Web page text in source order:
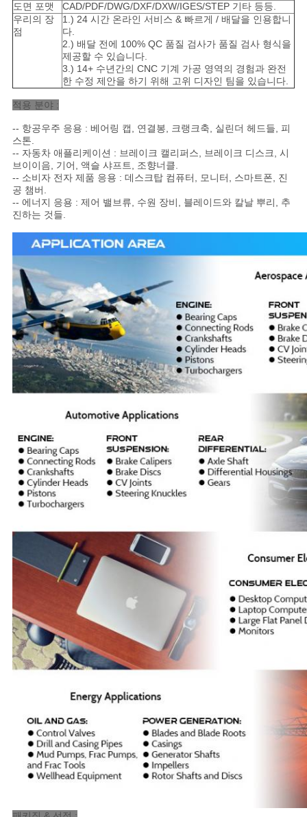
십
시
사
이
트
지
도
개
인
정
보
보
정
책
도면 포맷
CAD/PDF/DWG/DXF/DXW/IGES/STEP 기타 등등.
우리의 장
점
1.) 24 시간 온라인 서비스 & 빠르게 / 배달을 인용합니
다.
2.) 배달 전에 100% QC 품질 검사가 품질 검사 형식을
제공할 수 있습니다.
3.) 14+ 수년간의 CNC 기계 가공 영역의 경험과 완전
한 수정 제안을 하기 위해 고위 디자인 팀을 있습니다.
적용 분야 :
-- 항공우주 응용 : 베어링 캡, 연결봉, 크랭크축, 실린더 헤드들, 피
스톤.
-- 자동차 애플리케이션 : 브레이크 캘리퍼스, 브레이크 디스크, 시
브이이음, 기어, 액슬 샤프트, 조향너클.
-- 소비자 전자 제품 응용 : 데스크탑 컴퓨터, 모니터, 스마트폰, 진
공 챔버.
-- 에너지 응용 : 제어 밸브류, 수원 장비, 블레이드와 칼날 뿌리, 추
진하는 것들.